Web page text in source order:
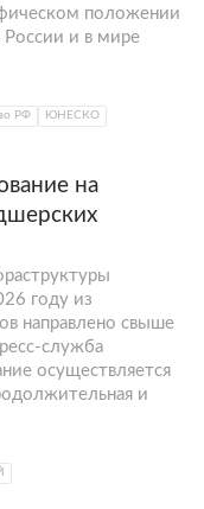
положении
России и в мире
РФ
ЮНЕСКО
на
году из
направлено свыше
служба
осуществляется
и